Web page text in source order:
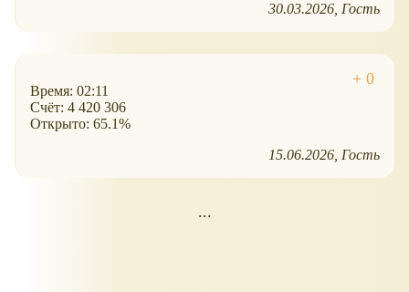
30.03.2026 Гость
Время: 02:11
Счёт: 4 420 306
Открыто: 65.1%
15.06.2026 Гость
...